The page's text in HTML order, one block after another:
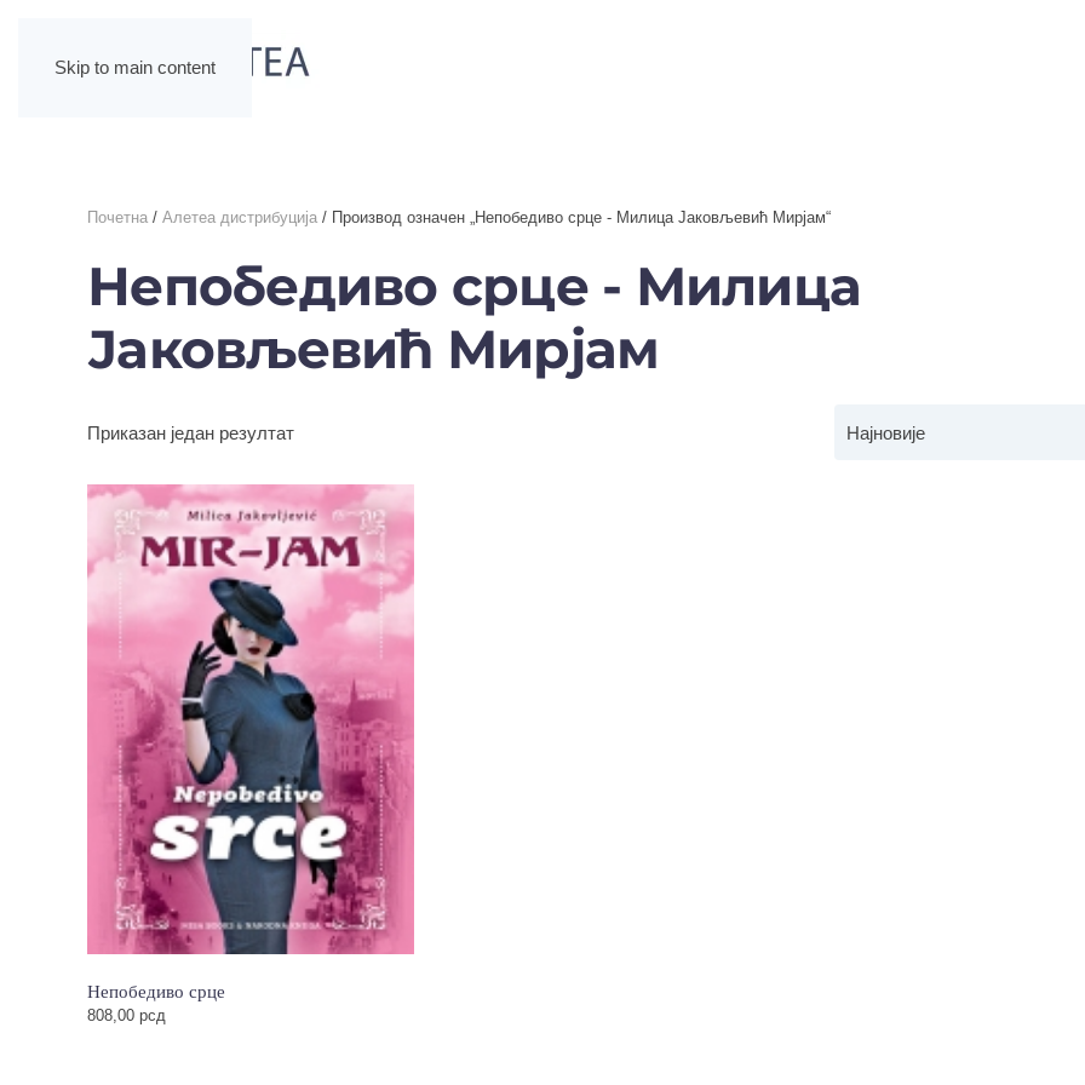
Skip to main content
Почетна / Алетеа дистрибуција / Производ oзначен „Непобедиво срце - Милица Јаковљевић Мирјам“
Непобедиво срце - Милица
Јаковљевић Мирјам
Приказан један резултат
Непобедиво срце
808,00 рсд